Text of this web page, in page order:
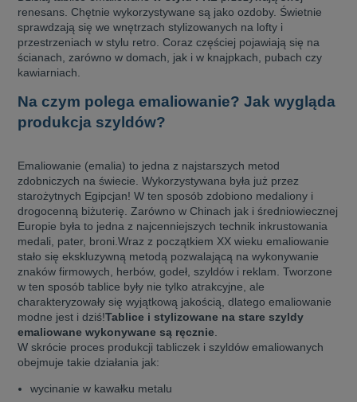
renesans. Chętnie wykorzystywane są jako ozdoby. Świetnie
sprawdzają się we wnętrzach stylizowanych na lofty i
przestrzeniach w stylu retro. Coraz częściej pojawiają się na
ścianach, zarówno w domach, jak i w knajpkach, pubach czy
kawiarniach.
Na czym polega emaliowanie? Jak wygląda
produkcja szyldów?
Emaliowanie (emalia) to jedna z najstarszych metod
zdobniczych na świecie. Wykorzystywana była już przez
starożytnych Egipcjan! W ten sposób zdobiono medaliony i
drogocenną biżuterię. Zarówno w Chinach jak i średniowiecznej
Europie była to jedna z najcenniejszych technik inkrustowania
medali, pater, broni.Wraz z początkiem XX wieku emaliowanie
stało się ekskluzywną metodą pozwalającą na wykonywanie
znaków firmowych, herbów, godeł, szyldów i reklam. Tworzone
w ten sposób tablice były nie tylko atrakcyjne, ale
charakteryzowały się wyjątkową jakością, dlatego emaliowanie
modne jest i dziś!Tablice i stylizowane na stare szyldy
emaliowane wykonywane są ręcznie.
W skrócie proces produkcji tabliczek i szyldów emaliowanych
obejmuje takie działania jak:
wycinanie w kawałku metalu